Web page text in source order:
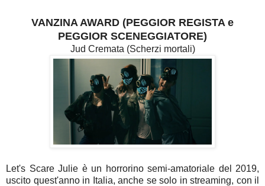
VANZINA AWARD (PEGGIOR REGISTA e
PEGGIOR SCENEGGIATORE)
Jud Cremata (Scherzi mortali)
Let's Scare Julie è un horrorino semi-amatoriale del 2019,
uscito quest'anno in Italia, anche se solo in streaming, con il